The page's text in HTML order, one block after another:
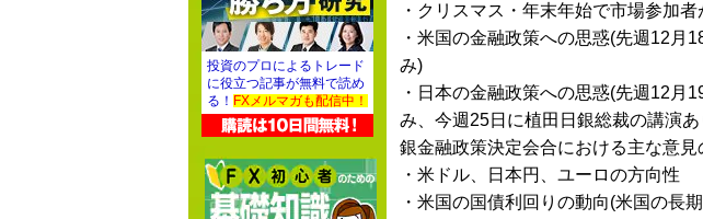
・クリスマス・年末年始で市場参加
・米国の金融政策への思惑(先週12月
み)
・日本の金融政策への思惑(先週12月
み、今週25日に植田日銀総裁の講演
銀金融政策決定会合における主な意見
・米ドル、日本円、ユーロの方向性
・米国の国債利回りの動向(米国の長
投資のプロによるトレード
に役立つ記事が無料で読め
る！ FXメルマガも配信中！